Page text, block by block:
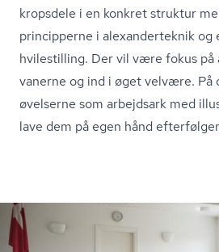
kropsdele i en konkret struktur
principperne i ale­xan­der­tek­nik og
hvilestilling. Der vil være fokus på
vanerne og ind i øget velvære. På
øvelserne som arbejdsark med
lave dem på egen hånd